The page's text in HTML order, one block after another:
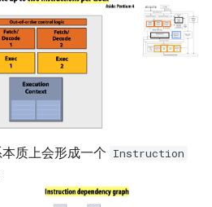
ChinaComm23 SatCoreNet
IoT22 ISTN 6G
Comm18 SAGIN
质上会形成一个 Instruction